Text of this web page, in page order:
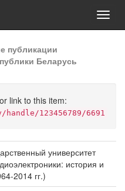
публикации
Беларусь
link to this item:
123456789/6691
университет
история и
2014 гг.)